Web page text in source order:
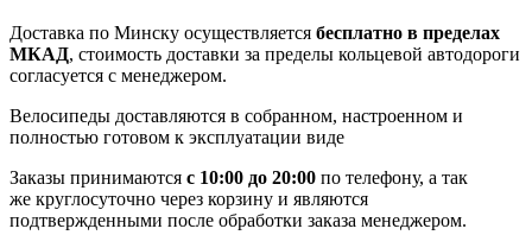
Доставка по Минску осуществляется бесплатно в пределах
МКАД, стоимость доставки за пределы кольцевой автодороги
согласуется с менеджером.
Велосипеды доставляются в собранном, настроенном и
полностью готовом к эксплуатации виде
Заказы принимаются с 10:00 до 20:00 по телефону, а так
же круглосуточно через корзину и являются
подтвержденными после обработки заказа менеджером.